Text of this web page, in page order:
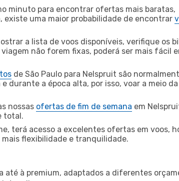
minuto para encontrar ofertas mais baratas,
existe uma maior probabilidade de encontrar
a lista de voos disponíveis, verifique os
não forem fixas, poderá ser mais fácil
de São Paulo para Nelspruit são
durante a época alta, por isso, voar a meio
nossas ofertas de fim de semana em
total.
terá acesso a excelentes ofertas em voos,
flexibilidade e tranquilidade.
até à premium, adaptados a diferentes